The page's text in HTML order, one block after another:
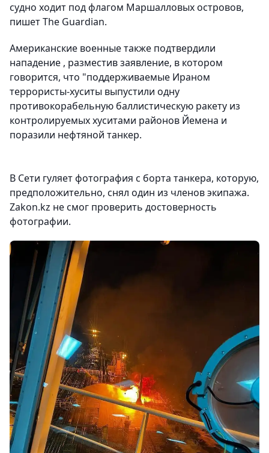
судно ходит под флагом Маршалловых островов,
пишет The Guardian.
Американские военные также подтвердили
нападение , разместив заявление, в котором
говорится, что "поддерживаемые Ираном
террористы-хуситы выпустили одну
противокорабельную баллистическую ракету из
контролируемых хуситами районов Йемена и
поразили нефтяной танкер.
В Сети гуляет фотография с борта танкера, которую,
предположительно, снял один из членов экипажа.
Zakon.kz не смог проверить достоверность
фотографии.